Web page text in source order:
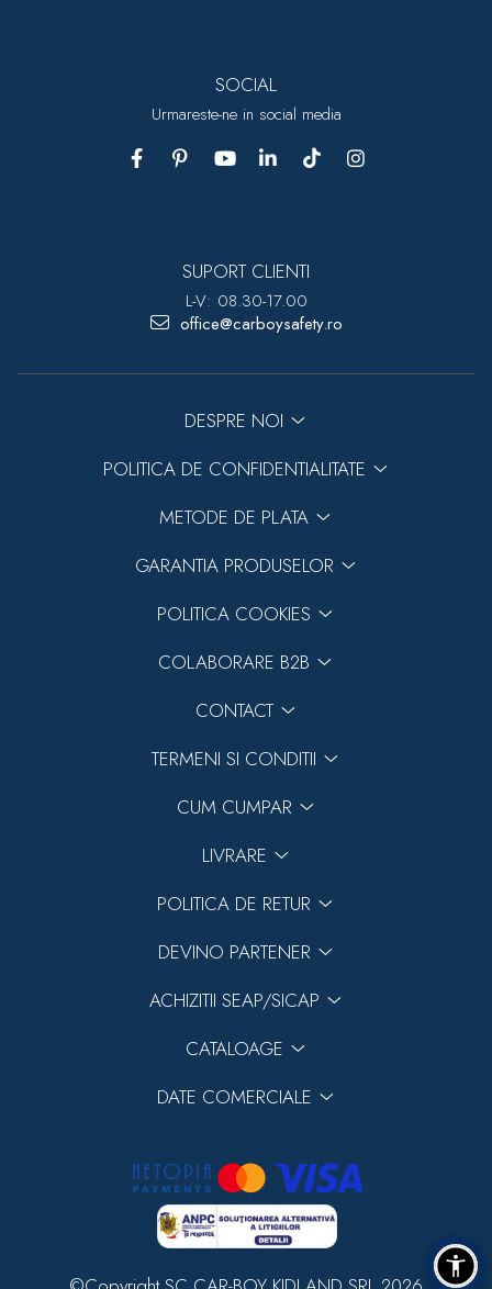
SOCIAL
Urmareste-ne in social media
SUPORT CLIENTI
L-V: 08.30-17.00
office@carboysafety.ro
DESPRE NOI
POLITICA DE CONFIDENTIALITATE
METODE DE PLATA
GARANTIA PRODUSELOR
POLITICA COOKIES
COLABORARE B2B
CONTACT
TERMENI SI CONDITII
CUM CUMPAR
LIVRARE
POLITICA DE RETUR
DEVINO PARTENER
ACHIZITII SEAP/SICAP
CATALOAGE
DATE COMERCIALE